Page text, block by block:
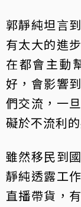
郭靜純坦言
有太大的進
在都會主動
好，會影響
們交流，一
礙於不流利
雖然移民到
靜純透露工
直播帶貨，